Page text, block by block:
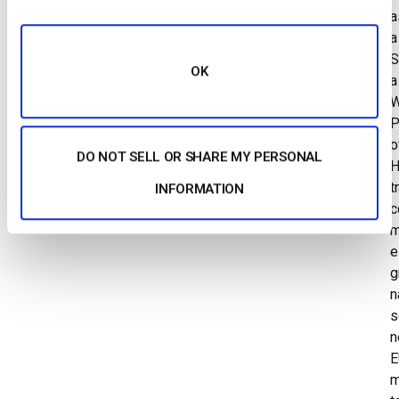
OK
DO NOT SELL OR SHARE MY PERSONAL
INFORMATION
a
a
e